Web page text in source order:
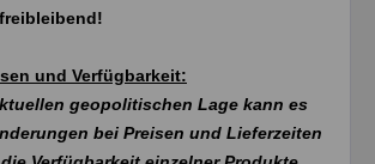
und Verfügbarkeit:
geopolitischen Lage kann es
bei Preisen und Lieferzeiten